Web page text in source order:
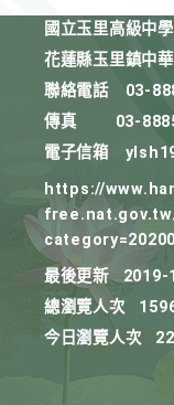
國立玉里高級中學
花蓮縣玉里鎮中
聯絡電話
03-
傳真
03-
電子信箱
https://
最後更新
2019-
總瀏覽人次
今日瀏覽人次